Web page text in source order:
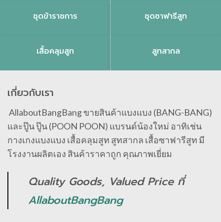
ชุดข้าราชการ ชุดซาฟารีสูท
เสื้อคลุมสูท สูทสากล
เกี่ยวกับเรา
AllaboutBangBang ขายสินค้าแบงแบง (BANG-BANG)
และปู๊น ปู๊น (POON POON) แบรนด์น้องใหม่ อาทิเช่น
กางเกงแบงแบง เสื้อคลุมสูท สูทสากล เสื้อซาฟารีสูท มี
โรงงานผลิตเอง สินค้าราคาถูก คุณภาพเยี่ยม
Quality Goods, Valued Price ที่
AllaboutBangBang